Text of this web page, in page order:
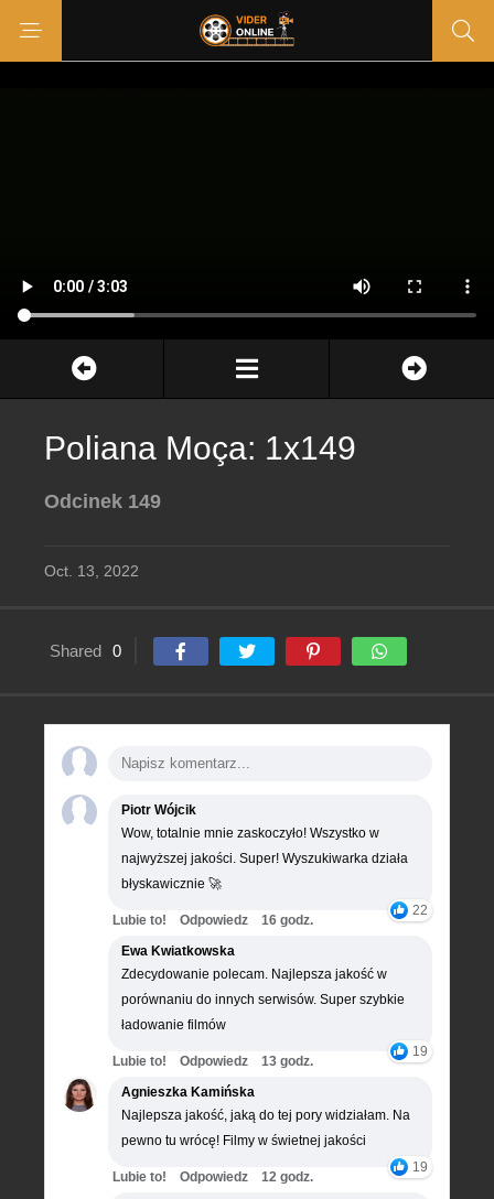
Poliana Moça: 1x149
Odcinek 149
Oct. 13, 2022
Shared 0
Piotr Wójcik
Wow, totalnie mnie zaskoczyło! Wszystko w
najwyższej jakości. Super! Wyszukiwarka działa
błyskawicznie 🚀
22
Lubie to! Odpowiedz
16 godz.
Ewa Kwiatkowska
Zdecydowanie polecam. Najlepsza jakość w
porównaniu do innych serwisów. Super szybkie
ładowanie filmów
19
Lubie to! Odpowiedz
13 godz.
Agnieszka Kamińska
Najlepsza jakość, jaką do tej pory widziałam. Na
pewno tu wrócę! Filmy w świetnej jakości
19
Lubie to! Odpowiedz
12 godz.